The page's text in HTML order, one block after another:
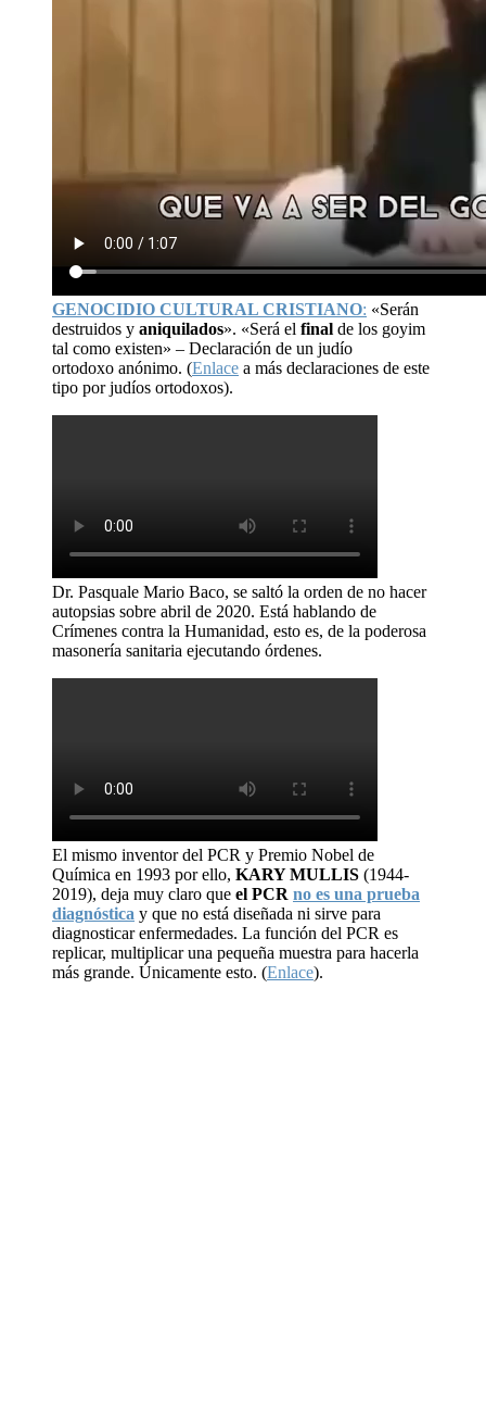
GENOCIDIO CULTURAL CRISTIANO: «Serán
destruidos y aniquilados». «Será el final de los goyim
tal como existen» – Declaración de un judío
ortodoxo anónimo. (Enlace a más declaraciones de este
tipo por judíos ortodoxos).
Dr. Pasquale Mario Baco, se saltó la orden de no hacer
autopsias sobre abril de 2020. Está hablando de
Crímenes contra la Humanidad, esto es, de la poderosa
masonería sanitaria ejecutando órdenes.
El mismo inventor del PCR y Premio Nobel de
Química en 1993 por ello, KARY MULLIS (1944-
2019), deja muy claro que el PCR no es una prueba
diagnóstica y que no está diseñada ni sirve para
diagnosticar enfermedades. La función del PCR es
replicar, multiplicar una pequeña muestra para hacerla
más grande. Únicamente esto. (Enlace).